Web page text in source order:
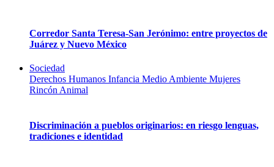
Corredor Santa Teresa-San Jerónimo: entre proyectos de
Juárez y Nuevo México
Sociedad
Derechos Humanos Infancia Medio Ambiente Mujeres
Rincón Animal
Discriminación a pueblos originarios: en riesgo lenguas,
tradiciones e identidad